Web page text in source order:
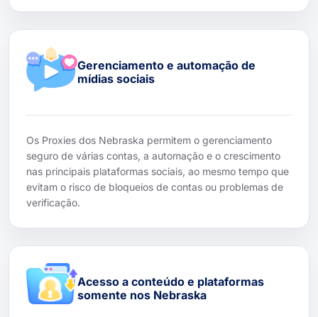
Gerenciamento e automação de
mídias sociais
Os Proxies dos Nebraska permitem o gerenciamento
seguro de várias contas, a automação e o crescimento
nas principais plataformas sociais, ao mesmo tempo que
evitam o risco de bloqueios de contas ou problemas de
verificação.
Acesso a conteúdo e plataformas
somente nos Nebraska